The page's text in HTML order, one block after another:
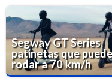
Segway GT Series,
patinetas que
rodar a 70 km/h